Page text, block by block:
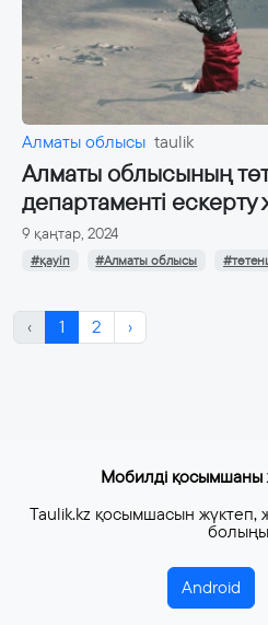
Алматы облысы taulik
Алматы облысының
департаменті
9 қаңтар, 2024
#қауіп #Алматы облысы
‹ 1 2 ›
Мобилді қосымшаны
Taulik.kz қосымшасын жүктеп,
Android